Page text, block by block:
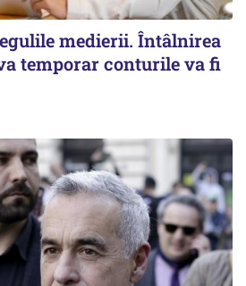
medierii. Întâlnirea
temporar conturile va fi